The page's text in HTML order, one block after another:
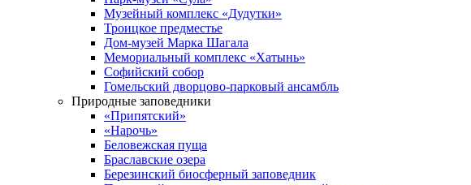
Музейный комплекс «Дудутки»
Троицкое предместье
Дом-музей Марка Шагала
Мемориальный комплекс «Хатынь»
Софийский собор
Гомельский дворцово-парковый ансамбль
Природные заповедники
«Припятский»
«Нарочь»
Беловежская пуща
Браславские озера
Березинский биосферный заповедник